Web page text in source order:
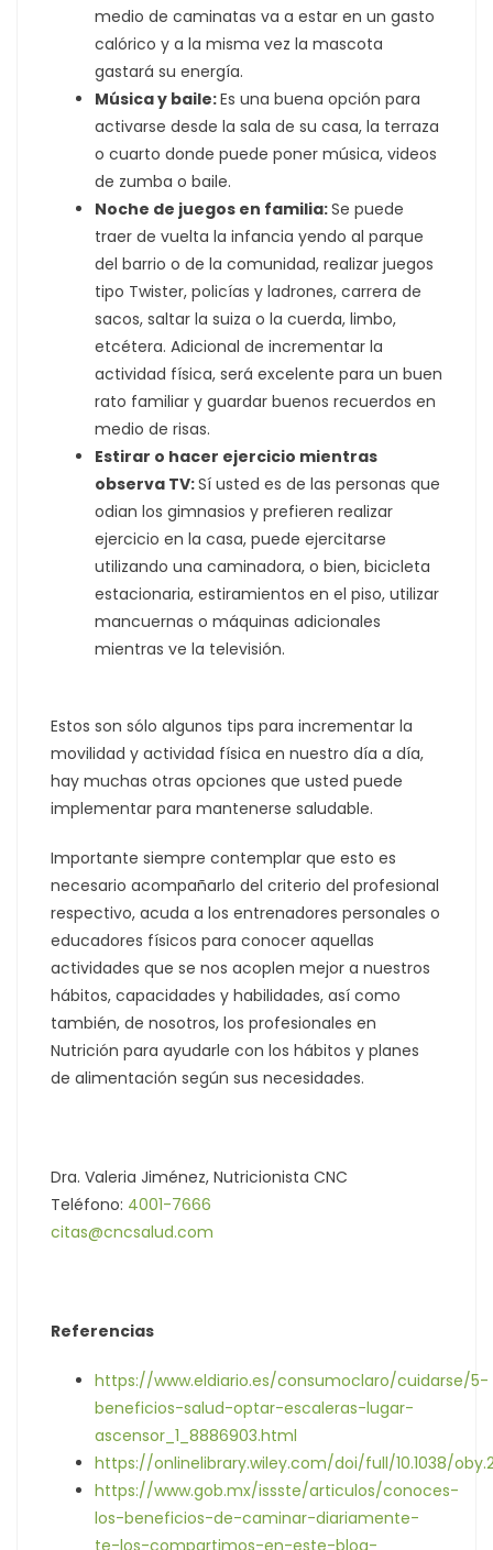
medio de caminatas va a estar en un gasto
calórico y a la misma vez la mascota
gastará su energía.
Música y baile:Es una buena opción para
activarse desde la sala de su casa, la terraza
o cuarto donde puede poner música, videos
de zumba o baile.
Noche de juegos en familia:Se puede
traer de vuelta la infancia yendo al parque
del barrio o de la comunidad, realizar juegos
tipo Twister, policías y ladrones, carrera de
sacos, saltar la suiza o la cuerda, limbo,
etcétera. Adicional de incrementar la
actividad física, será excelente para un buen
rato familiar y guardar buenos recuerdos en
medio de risas.
Estirar o hacer ejercicio mientras
observa TV:Sí usted es de las personas que
odian los gimnasios y prefieren realizar
ejercicio en la casa, puede ejercitarse
utilizando una caminadora, o bien, bicicleta
estacionaria, estiramientos en el piso, utilizar
mancuernas o máquinas adicionales
mientras ve la televisión.
Estos son sólo algunos tips para incrementar la
movilidad y actividad física en nuestro día a día,
hay muchas otras opciones que usted puede
implementar para mantenerse saludable.
Importante siempre contemplar que esto es
necesario acompañarlo del criterio del profesional
respectivo, acuda a los entrenadores personales o
educadores físicos para conocer aquellas
actividades que se nos acoplen mejor a nuestros
hábitos, capacidades y habilidades, así como
también, de nosotros, los profesionales en
Nutrición para ayudarle con los hábitos y planes
de alimentación según sus necesidades.
Dra. Valeria Jiménez, Nutricionista CNC
Teléfono: 4001-7666
citas@cncsalud.com
Referencias
https://www.eldiario.es/consumoclaro/cuidarse/5-
beneficios-salud-optar-escaleras-lugar-
ascensor_1_8886903.html
https://onlinelibrary.wiley.com/doi/full/10.1038/
https://www.gob.mx/issste/articulos/conoces-
los-beneficios-de-caminar-diariamente-
te-los-compartimos-en-este-blog-